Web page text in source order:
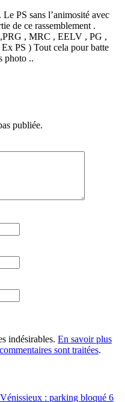
PS sans l’animosité avec
de ce rassemblement .
, MRC , EELV , PG ,
Ex PS ) Tout cela pour batte
photo ..
publiée.
indésirables. En savoir plus
sont traitées.
: parking bloqué 6